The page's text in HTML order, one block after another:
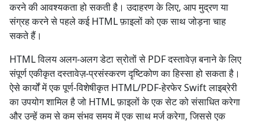
करने की आवश्यकता हो सकती है। उदाहरण के लिए, आप मुद्रण या
संग्रह करने से पहले कई HTML फ़ाइलों को एक साथ जोड़ना चाह
सकते हैं।
HTML विलय अलग-अलग डेटा स्रोतों से PDF दस्तावेज़ बनाने के लिए
संपूर्ण एकीकृत दस्तावेज़-प्रसंस्करण दृष्टिकोण का हिस्सा हो सकता है।
ऐसे कार्यों में एक पूर्ण-विशेषीकृत HTML/PDF-हेरफेर Swift लाइब्रेरी
का उपयोग शामिल है जो HTML फ़ाइलों के एक सेट को संसाधित करेगा
और उन्हें कम से कम संभव समय में एक साथ मर्ज करेगा, जिससे एक